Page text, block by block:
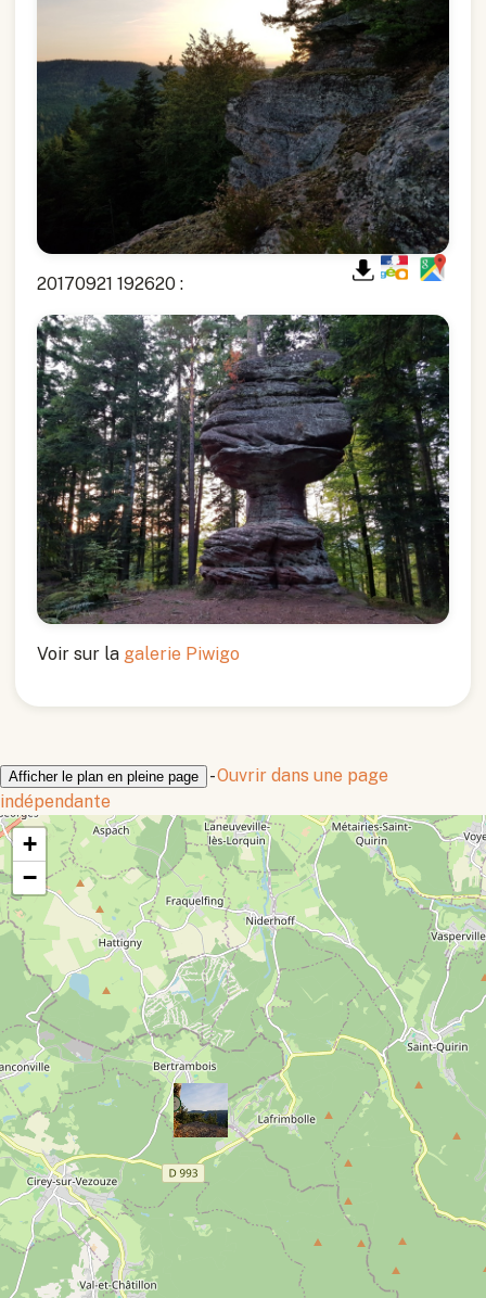
20170921 192620 :
Voir sur la galerie Piwigo
Afficher le plan en pleine page -Ouvrir dans une page
indépendante